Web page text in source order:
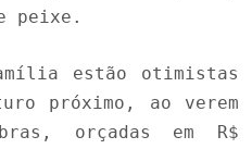
peixe.
estão otimistas
próximo, ao verem
orçadas em R$